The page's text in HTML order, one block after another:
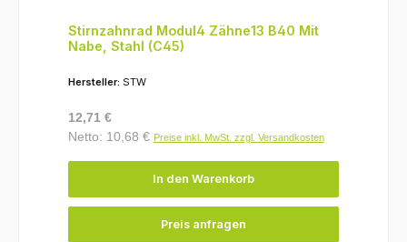
Stirnzahnrad Modul4 Zähne13 B40 Mit
Nabe, Stahl (C45)
Hersteller: STW
Regulärer Preis:
12,71 €
Netto: 10,68 € Preise inkl. MwSt. zzgl. Versandkosten
In den Warenkorb
Preis anfragen